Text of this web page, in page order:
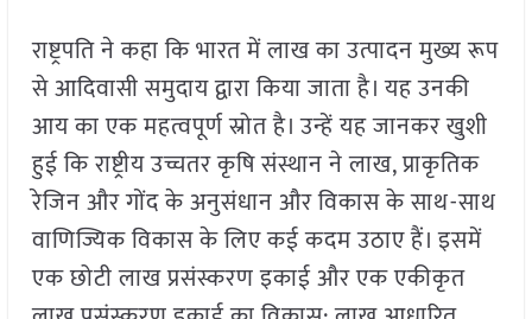
राष्ट्रपति ने कहा कि भारत में लाख का उत्पादन मुख्य रूप
से आदिवासी समुदाय द्वारा किया जाता है। यह उनकी
आय का एक महत्वपूर्ण स्रोत है। उन्हें यह जानकर खुशी
हुई कि राष्ट्रीय उच्चतर कृषि संस्थान ने लाख, प्राकृतिक
रेजिन और गोंद के अनुसंधान और विकास के साथ-साथ
वाणिज्यिक विकास के लिए कई कदम उठाए हैं। इसमें
एक छोटी लाख प्रसंस्करण इकाई और एक एकीकृत